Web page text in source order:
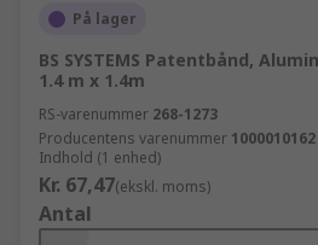
På lager
BS SYSTEMS Patentbånd,
1.4 m x 1.4m
RS-varenummer 268-1273
Producentens varenummer 1000010162
Indhold (1 enhed)
Kr. 67,47(ekskl. moms)
Antal